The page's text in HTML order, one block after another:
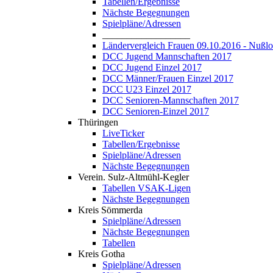
Nächste Begegnungen
Spielpläne/Adressen
Ländervergleich Frauen 09.10.2016 -
DCC Jugend Mannschaften 2017
DCC Jugend Einzel 2017
DCC Männer/Frauen Einzel 2017
DCC U23 Einzel 2017
DCC Senioren-Mannschaften 2017
DCC Senioren-Einzel 2017
Thüringen
LiveTicker
Tabellen/Ergebnisse
Spielpläne/Adressen
Nächste Begegnungen
Verein. Sulz-Altmühl-Kegler
Tabellen VSAK-Ligen
Nächste Begegnungen
Kreis Sömmerda
Spielpläne/Adressen
Nächste Begegnungen
Tabellen
Kreis Gotha
Spielpläne/Adressen